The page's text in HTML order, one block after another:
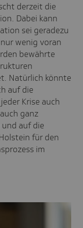
derzeit die
Dabei kann
sei geradezu
wenig voran
bewährte
Natürlich könnte
auf die
Krise auch
ganz
auf die
für den
im